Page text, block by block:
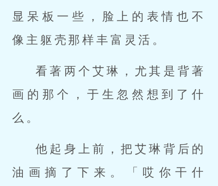
显呆板一些，脸上的表情也不
像主躯壳那样丰富灵活。
看著两个艾琳，尤其是背著
画的那个，于生忽然想到了什
么。
他起身上前，把艾琳背后的
油画摘了下来。「哎你干什